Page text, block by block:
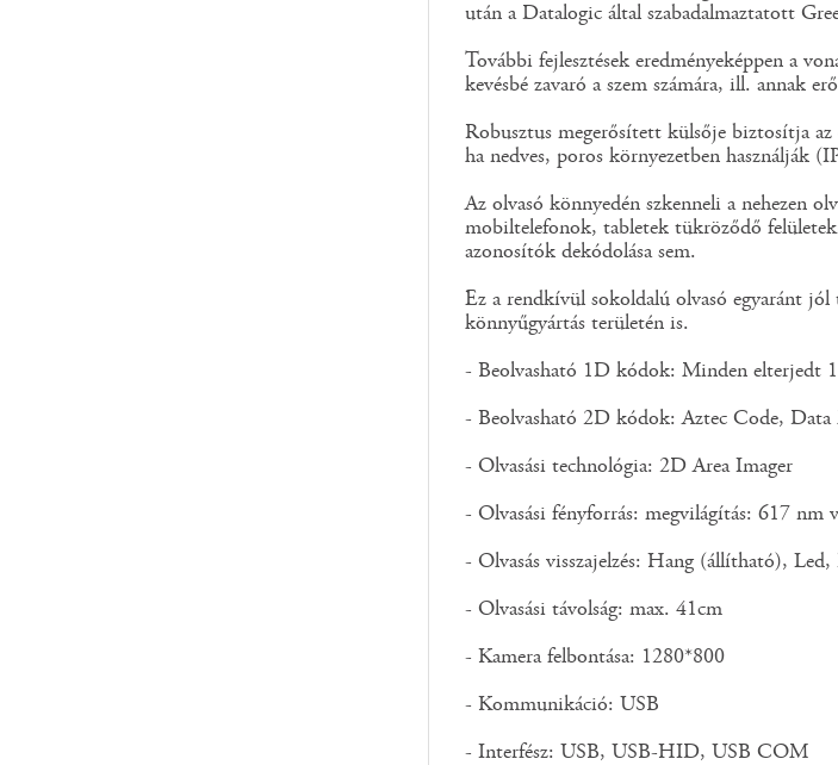
után a Datalogic által szabadalmaztatott
További fejlesztések eredményeképpen a
kevésbé zavaró a szem számára, ill. annak
Robusztus megerősített külsője biztosítja az
ha nedves, poros környezetben használják
Az olvasó könnyedén szkenneli a nehezen
mobiltelefonok, tabletek tükröződő
azonosítók dekódolása sem.
Ez a rendkívül sokoldalú olvasó egyaránt jól
könnyűgyártás területén is.
- Beolvasható 1D kódok: Minden
- Beolvasható 2D kódok: Aztec Code,
- Olvasási technológia: 2D Area Imager
- Olvasási fényforrás: megvilágítás: 617
- Olvasás visszajelzés: Hang (állítható),
- Olvasási távolság: max. 41cm
- Kamera felbontása: 1280*800
- Kommunikáció: USB
- Interfész: USB, USB-HID, USB COM